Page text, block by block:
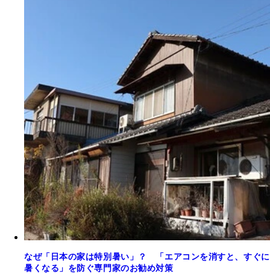
なぜ「日本の家は特別暑い」？ 「エアコンを消すと、すぐに
暑くなる」を防ぐ専門家のお勧め対策